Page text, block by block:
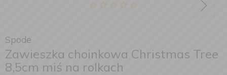
Spode
Zawieszka choinkowa Christmas Tree
8,5cm miś na rolkach